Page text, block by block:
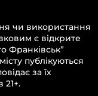
чи використання
є відкрите
Франківськ”
публікуються
за їх
21+.